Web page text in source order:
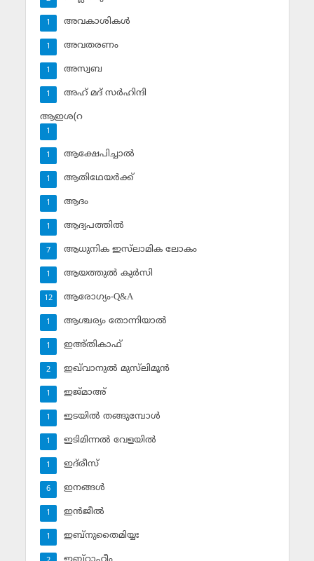
അവകാശികള്‍
1
അവതരണം
1
അസ്വബ
1
അഹ് മദ് സര്‍ഹിന്ദി
1
ആഇശ(റ
1
ആക്ഷേപിച്ചാല്‍
1
ആതിഥേയര്‍ക്ക്
1
ആദം
1
ആദ്യപത്തില്‍
1
ആധുനിക ഇസ്‌ലാമിക ലോകം
7
ആയത്തുല്‍ കുര്‍സി
1
ആരോഗ്യം-Q&A
12
ആശ്ചര്യം തോന്നിയാല്‍
1
ഇഅ്തികാഫ്‌
1
ഇഖ്‌വാനുല്‍ മുസ്‌ലിമൂന്‍
2
ഇജ്മാഅ്
1
ഇടയില്‍ തങ്ങുമ്പോള്‍
1
ഇടിമിന്നല്‍ വേളയില്‍
1
ഇദ്‌രീസ്‌
1
ഇനങ്ങള്‍
6
ഇന്‍ജീല്‍
1
ഇബ്‌നുതൈമിയ്യഃ
1